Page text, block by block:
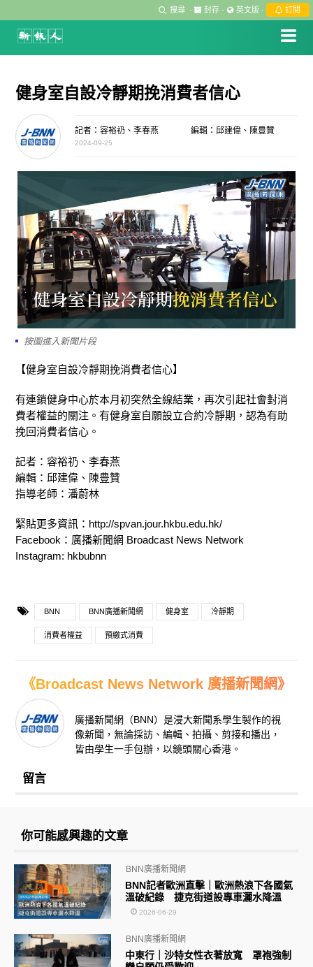
搜尋 · 封存 · 英文版 · 訂閱
健身室自設冷靜期挽消費者信心
記者：容裕礽、李春燕 編輯：邱建偉、陳豊贊
2024-09-25
按圖進入新聞片段
【健身室自設冷靜期挽消費者信心】
有連鎖健身中心於本月初突然全線結業，再次引起社會對消
費者權益的關注。有健身室自願設立合約冷靜期，認為有助
挽回消費者信心。
記者：容裕礽、李春燕
編輯：邱建偉、陳豊贊
指導老師：潘蔚林
緊貼更多資訊：http://spvan.jour.hkbu.edu.hk/
Facebook：廣播新聞網 Broadcast News Network
Instagram: hkbubnn
BNN BNN廣播新聞網 健身室 冷靜期
消費者權益 預繳式消費
《Broadcast News Network 廣播新聞網》
廣播新聞網（BNN）是浸大新聞系學生製作的視
像新聞，無論採訪、編輯、拍攝、剪接和播出，
皆由學生一手包辦，以鏡頭關心香港。
留言
你可能感興趣的文章
BNN記者歐洲直擊｜歐洲熱浪下各國氣
溫破紀錄 捷克街道設專車灑水降溫
BNN廣播新聞網
2026-06-29
中東行｜沙特女性衣著放寬 罩袍強制
BNN廣播新聞網